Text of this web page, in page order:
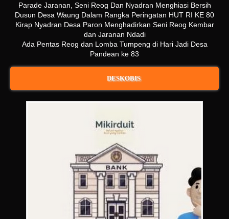
Parade Jaranan, Seni Reog Dan Nyadran Menghiasi Bersih
Dusun Desa Waung Dalam Rangka Peringatan HUT RI KE 80
Kirap Nyadran Desa Paron Menghadirkan Seni Reog Kembar
dan Jaranan Ndadi
Ada Pentas Reog dan Lomba Tumpeng di Hari Jadi Desa
Pandean ke 83
DESKOBIS